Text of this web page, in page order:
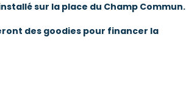
sur la place du Champ Commun.
des goodies pour financer la